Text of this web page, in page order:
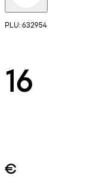
PLU: 632954
16
€